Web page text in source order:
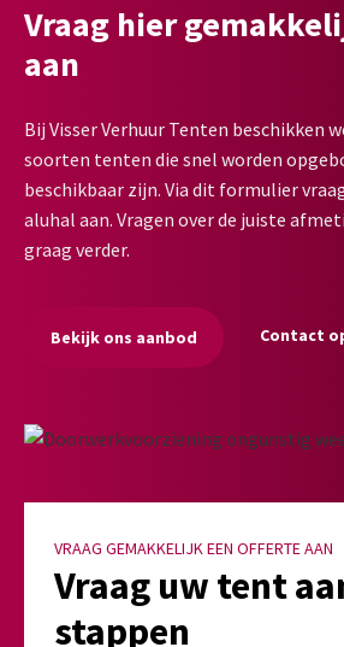
Vraag hier
aan
Bij Visser Verhuur Tenten beschikken
soorten tenten die snel worden
beschikbaar zijn. Via dit formulier
aluhal aan. Vragen over de juiste
graag verder.
Bekijk ons aanbod Contact
VRAAG GEMAKKELIJK EEN OFFERTE AAN
Vraag uw tent
stappen